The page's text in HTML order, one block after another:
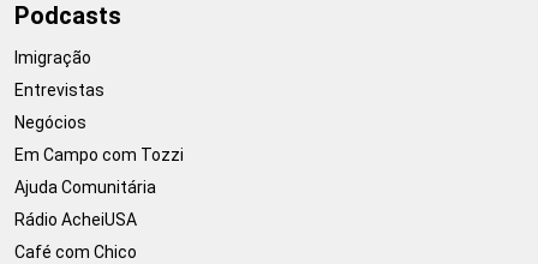
Podcasts
Imigração
Entrevistas
Negócios
Em Campo com Tozzi
Ajuda Comunitária
Rádio AcheiUSA
Café com Chico